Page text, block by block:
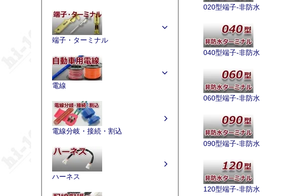
020型端子-非防水
040型端子-非防水
060型端子-非防水
090型端子-非防水
120型端子-非防水
端子・ターミナル
電線
電線分岐・接続・割込
ハーネス